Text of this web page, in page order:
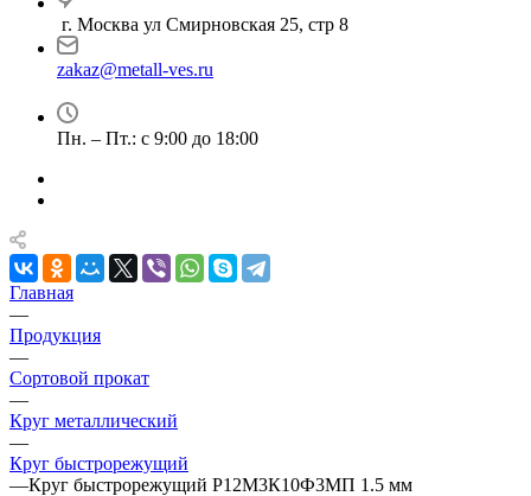
г. Москва ул Смирновская 25, стр 8
zakaz@metall-ves.ru
Пн. – Пт.: с 9:00 до 18:00
Главная
—
Продукция
—
Сортовой прокат
—
Круг металлический
—
Круг быстрорежущий
—Круг быстрорежущий Р12М3К10Ф3МП 1.5 мм